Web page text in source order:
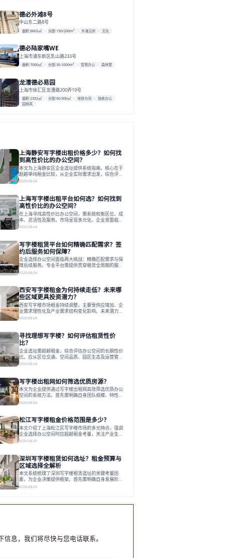
德必外滩8号
中山东二路8号
面积 6602㎡ 分割 150/200m² 外滩沿岸 文化
德必陆家嘴WE
上海市浦东新区乳山路233号
面积 7000㎡ 分割 30-1000m² 智慧办公 森林里
龙漕德必易园
上海市徐汇区龙漕路200弄19号
面积 2352㎡ 分割 60-500㎡ 地铁为邻
独栋办公
园林风
上海静安写字楼出租价格多少？如何找
到高性价比的办公空间？
本文为上海静安区企业选址提供系统指南。核心在于
超越单纯租金比较，从企业实际需求出发，综合评估
交通、硬件、空间弹性、配套服务及产业生态等多维
升性价比，并通过不同规模企业的实际案例加以说
明。之后指出，专业运营服务商提供的稳定环境、社
群活动与产业集聚等增值服务，是很大化空间价值、
助力企业成长的关键。对于许多在
2026-08-04
上海写字楼出租平台如何选？如何找到
高性价比的办公空间？
在上海寻找高性价比办公空间，需系统权衡区位、成
本、灵活性及服务。市场呈现多元化，企业常面临租
赁流程复杂、隐性成本高等挑战。选择平台时，应评
区、灵活产品和丰富配套，满足不同企业需求。企业
应明确自身需求，实地考察，选择能支持长期发展、
提升竞争力的办公空间。在上海寻找合适的办公空
间，对于企业行政负责人、中小企业主
2026-08-04
写字楼租赁平台如何精确匹配需求？签
约后服务如何保障？
企业选择办公空间面临两大挑战：精确匹配需求与保
障后续服务。专业平台需提供贯穿租赁全周期的服
务，将企业从非核心事务中解放。精确匹配需结合企
的全周期保障体系。德必集团通过标准化服务与个性
化运营结合，以全国布局和产业生态圈为企业提供稳
定支持，体现了从信息撮合到深度服务的能力转变。
在为企业寻找办公空间的过程中，
2026-08-04
西安写字楼租金为何持续走低？未来哪
些区域更具投资潜力？
西安写字楼市场租金持续调整，主要受供应增加、企
业需求理性化及产业需求结构变化影响。未来潜力区
域集中在产业集聚、交利及城市更新地带，如高新区
运营方通过空间优化与社群服务，助力企业成长，推
动市场向多元化、高性价比方向发展。近年来，西安
写字楼市场呈现出租金持续调整的态势，这一现象引
发了的广泛关注。作为西部重要
2026-08-04
寻找理想写字楼？如何评估租赁性价
比？
企业选址需超越租金，综合评估办公空间的长期性价
比。应从区位交通、空间品质、园区生态及运营管理
四个核心维度权衡财务支出与长期价值回报。理想的
衡。对于许多正在成长或寻求稳定发展的企业而言，
寻找一处合适的办公空间是一项至关重要的决策。这
不仅关系到团队的日常工作效率与协作氛围，更直接
影响着企业的品牌形象、运营成本
2026-08-04
写字楼出租网如何筛选优质房源？
本文为企业提供通过写字楼出租网高效筛选优质办公
空间的系统方法。首先需明确自身团队规模、特性、
预算等核心需求。线上筛选时，应深入解读房源参
背景与持续服务能力。完成线上初选后，必须进行线
下实地验证，核对空间实景、测试设施、感受园区氛
围并确认合同条款，从而做出精确决策。在数字化时
代，写字楼出租网已成为企业寻找
2026-08-04
松江写字楼租金价格范围是多少？
本文介绍了上海松江区写字楼市场的多元特点，强调
企业选择办公空间时应超越租金考量，关注产业生态
与综合服务。文章分析了市场概况、影响空间价值的
建服务生态助力企业成长，建议企业系统评估需求与
长期价值，选择匹配的发展载体。对于许多寻求在上
海松江区设立或扩展办公空间的企业而言，了解该区
域的写字楼市场概况是决策的首先
2026-08-03
深圳写字楼租赁如何选址？租金预算与
区域选择全解析
本文系统梳理了深圳写字楼租赁选址的关键考量因
素，为企业决策提供框架。首先需明确自身发展阶
段、团队规模和文化特质等核心需求。深圳多中心商
业园注重生态与社群，适合文创、科技类企业。评估
2026-08-03
信息，我们将尽快与您电话联系。